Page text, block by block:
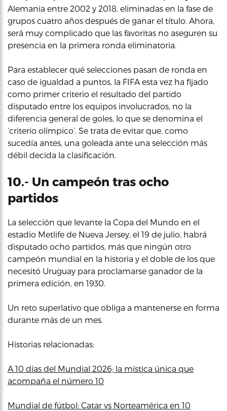
Alemania entre 2002 y 2018, eliminadas en la fase de
grupos cuatro años después de ganar el título. Ahora,
será muy complicado que las favoritas no aseguren su
presencia en la primera ronda eliminatoria.
Para establecer qué selecciones pasan de ronda en
caso de igualdad a puntos, la FIFA esta vez ha fijado
como primer criterio el resultado del partido
disputado entre los equipos involucrados, no la
diferencia general de goles, lo que se denomina el
‘criterio olímpico’. Se trata de evitar que, como
sucedía antes, una goleada ante una selección más
débil decida la clasificación.
10.- Un campeón tras ocho
partidos
La selección que levante la Copa del Mundo en el
estadio Metlife de Nueva Jersey, el 19 de julio, habrá
disputado ocho partidos, más que ningún otro
campeón mundial en la historia y el doble de los que
necesitó Uruguay para proclamarse ganador de la
primera edición, en 1930.
Un reto superlativo que obliga a mantenerse en forma
durante más de un mes.
Historias relacionadas:
A 10 días del Mundial 2026; la mística única que
acompaña el número 10
Mundial de fútbol: Catar vs Norteamérica en 10